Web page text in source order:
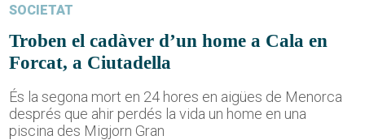
SOCIETAT
Troben el cadàver d’un home a Cala en
Forcat, a Ciutadella
És la segona mort en 24 hores en aigües de Menorca
després que ahir perdés la vida un home en una
piscina des Migjorn Gran